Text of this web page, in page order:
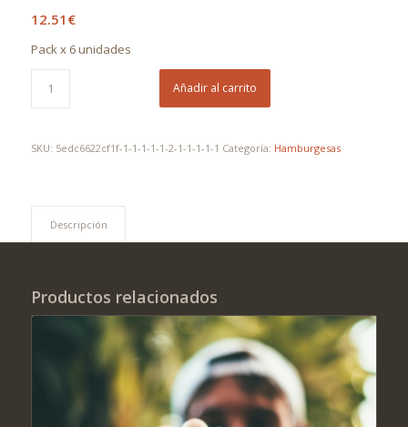
12.51 €
Pack x 6 unidades
Añadir al carrito
SKU: 5edc6622cf1f-1-1-1-1-1-2-1-1-1-1-1 Categoría: Hamburgesas
Descripción
Productos relacionados